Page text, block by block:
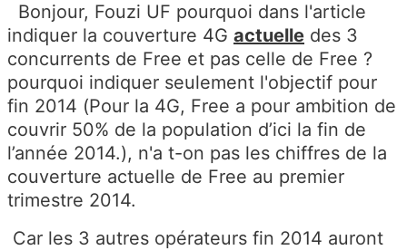
Bonjour, Fouzi UF pourquoi dans l'article
indiquer la couverture 4G actuelle des 3
concurrents de Free et pas celle de Free ?
pourquoi indiquer seulement l'objectif pour
fin 2014 (Pour la 4G, Free a pour ambition de
couvrir 50% de la population d’ici la fin de
l’année 2014.), n'a t-on pas les chiffres de la
couverture actuelle de Free au premier
trimestre 2014.
Car les 3 autres opérateurs fin 2014 auront